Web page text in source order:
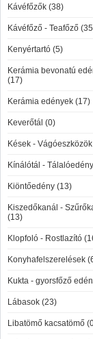
Kávéfőzők (38)
Kávéfőző - Teafőző
Kenyértartó (5)
Kerámia bevonatú
(17)
Kerámia edények (17)
Keverőtál (0)
Kések -
Kínálótál -
Kiöntőedény (13)
Kiszedőkanál -
(13)
Klopfoló - Rostlazító
Konyhafelszerelések
Kukta - gyorsfőző
Lábasok (23)
Libatömő kacsatömő